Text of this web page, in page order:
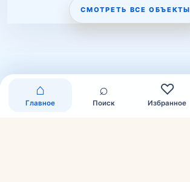
СМОТРЕТЬ ВСЕ ОБЪЕКТЫ
⌂
Главное
⌕
Поиск
♡
Избранное